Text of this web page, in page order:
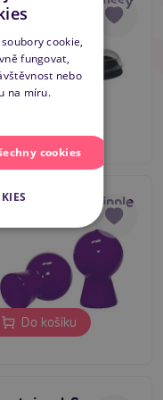
Skladem
Kč
Schmitt Nipple
Kč
Do košíku
ENGLISH
cookie,
fungovat,
nebo
na míru.
cookies